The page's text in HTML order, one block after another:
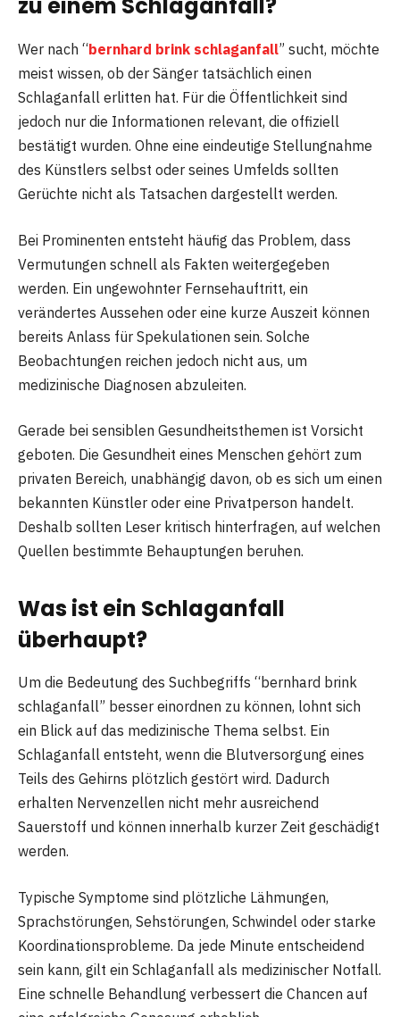
zu einem Schlaganfall?
Wer nach “bernhard brink schlaganfall” sucht, möchte
meist wissen, ob der Sänger tatsächlich einen
Schlaganfall erlitten hat. Für die Öffentlichkeit sind
jedoch nur die Informationen relevant, die offiziell
bestätigt wurden. Ohne eine eindeutige Stellungnahme
des Künstlers selbst oder seines Umfelds sollten
Gerüchte nicht als Tatsachen dargestellt werden.
Bei Prominenten entsteht häufig das Problem, dass
Vermutungen schnell als Fakten weitergegeben
werden. Ein ungewohnter Fernsehauftritt, ein
verändertes Aussehen oder eine kurze Auszeit können
bereits Anlass für Spekulationen sein. Solche
Beobachtungen reichen jedoch nicht aus, um
medizinische Diagnosen abzuleiten.
Gerade bei sensiblen Gesundheitsthemen ist Vorsicht
geboten. Die Gesundheit eines Menschen gehört zum
privaten Bereich, unabhängig davon, ob es sich um einen
bekannten Künstler oder eine Privatperson handelt.
Deshalb sollten Leser kritisch hinterfragen, auf welchen
Quellen bestimmte Behauptungen beruhen.
Was ist ein Schlaganfall
überhaupt?
Um die Bedeutung des Suchbegriffs “bernhard brink
schlaganfall” besser einordnen zu können, lohnt sich
ein Blick auf das medizinische Thema selbst. Ein
Schlaganfall entsteht, wenn die Blutversorgung eines
Teils des Gehirns plötzlich gestört wird. Dadurch
erhalten Nervenzellen nicht mehr ausreichend
Sauerstoff und können innerhalb kurzer Zeit geschädigt
werden.
Typische Symptome sind plötzliche Lähmungen,
Sprachstörungen, Sehstörungen, Schwindel oder starke
Koordinationsprobleme. Da jede Minute entscheidend
sein kann, gilt ein Schlaganfall als medizinischer Notfall.
Eine schnelle Behandlung verbessert die Chancen auf